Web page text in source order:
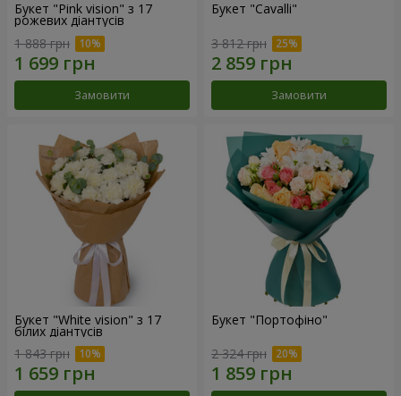
Букет "Pink vision" з 17
рожевих діантусів
1 888 грн
Замовити
Букет "Cаvalli"
3 812 грн
Замовити
Букет "White vision" з 17
білих діантусів
1 843 грн
Букет "Портофіно"
2 324 грн